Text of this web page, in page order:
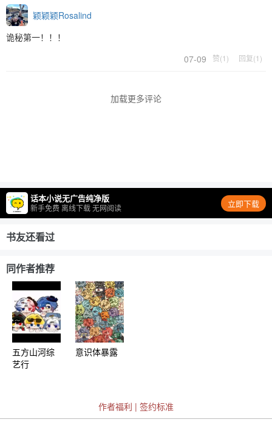
颖颖颖Rosalind
诡秘第一！！！
07-09
赞(1) 回复(1)
加载更多评论
话本小说无广告纯净版
新手免费 离线下载 无网阅读 立即下载
书友还看过
同作者推荐
五方山河综
艺行
意识体暴露
作者福利 | 签约标准